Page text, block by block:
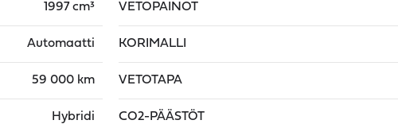
1997 cm³
Automaatti
59 000 km
Hybridi
VETOPAINOT
KORIMALLI
VETOTAPA
CO2-PÄÄSTÖT